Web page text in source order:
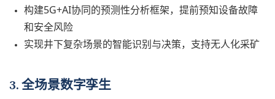
构建5G+AI协同的预测性分析框架，提前预知设备故障
和安全风险
实现井下复杂场景的智能识别与决策，支持无人化采矿
3. 全场景数字孪生